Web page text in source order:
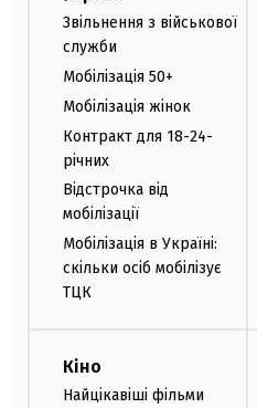
Звільнення з військової
служби
Мобілізація 50+
Мобілізація жінок
Контракт для 18-24-
річних
Відстрочка від
мобілізації
Мобілізація в Україні:
скільки осіб мобілізує
ТЦК
Кіно
Найцікавіші фільми